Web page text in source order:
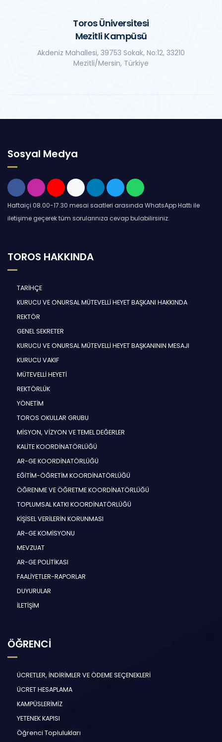
Toros Üniversitesi
Mezitli Kampüsü
Akdeniz Mahallesi, 39753 Sokak, No:12, 33210
Mezitli/Mersin, Türkiye
Sosyal Medya
Haftaiçi 08.00-17.30 mesai saatleri arasında WhatsApp Hattı ile
iletişime geçerek tüm sorularınıza cevap bulabilirsiniz.
TOROS HAKKINDA
TARİHÇE
KURUCU VE ONURSAL MÜTEVELLİ HEYET BAŞKANI HAKKINDA
REKTÖR
GENEL SEKRETER
KURUCU VE ONURSAL MÜTEVELLİ HEYET BAŞKANININ MESAJI
KURUCU VAKIF
MÜTEVELLİ HEYETİ
REKTÖRLÜK
YÖNETİM
TOROS OKULLAR GRUBU
MİSYON, VİZYON VE TEMEL DEĞERLER
KALİTE KOORDİNATÖRLÜĞÜ
AR-GE KOORDİNATÖRLÜĞÜ
EĞİTİM-ÖĞRETİM KOORDİNATÖRLÜĞÜ
ÖĞRENME VE ÖĞRETME KOORDİNATÖRLÜĞÜ
TOPLUMSAL KATKI KOORDİNATÖRLÜĞÜ
KİŞİSEL VERİLERİN KORUNMASI
AR-GE KOMİSYONU
MEVZUAT
AR-GE POLİTİKASI
FAALİYETLER-RAPORLAR
DUYURULAR
İLETİŞİM
ÖĞRENCİ
ÜCRETLER, İNDİRİMLER VE ÖDEME SEÇENEKLERİ
ÜCRET HESAPLAMA
KAMPÜSLERİMİZ
YETENEK KAPISI
Öğrenci Toplulukları